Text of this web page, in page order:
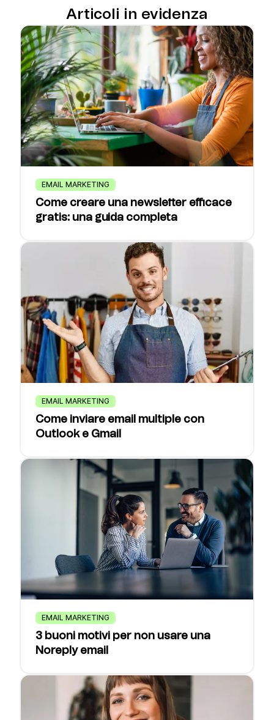
Articoli in evidenza
EMAIL MARKETING
Come creare una newsletter efficace
gratis: una guida completa
EMAIL MARKETING
Come inviare email multiple con
Outlook e Gmail
EMAIL MARKETING
3 buoni motivi per non usare una
Noreply email